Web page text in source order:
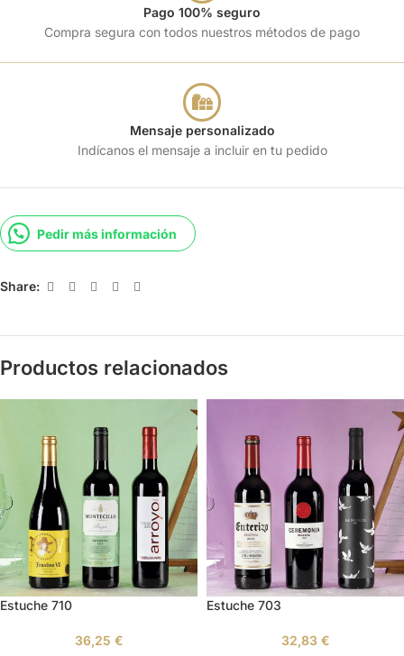
Pago 100% seguro
Compra segura con todos nuestros métodos de pago
Mensaje personalizado
Indícanos el mensaje a incluir en tu pedido
Pedir más información
Share:
Productos relacionados
Estuche 710
36,25 €
Estuche 703
32,83 €